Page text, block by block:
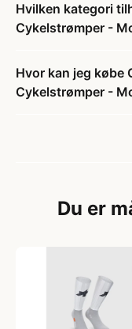
Hvilken kategori
Cykelstrømper -
Hvor kan jeg købe
Cykelstrømper -
Du er